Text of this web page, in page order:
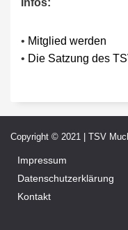
• Mitglied werden
• Die Satzung des
Copyright © 2021 | TSV
Impressum
Datenschutzerklärung
Kontakt